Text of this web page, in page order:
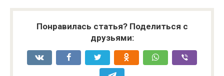
Понравилась статья? Поделиться с
друзьями: